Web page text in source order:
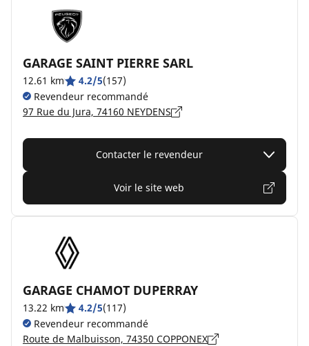
GARAGE SAINT PIERRE SARL
12.61 km 4.2/5(157)
Revendeur recommandé
97 Rue du Jura, 74160 NEYDENS
Contacter le revendeur
Voir le site web
GARAGE CHAMOT DUPERRAY
13.22 km 4.2/5(117)
Revendeur recommandé
Route de Malbuisson, 74350 COPPONEX